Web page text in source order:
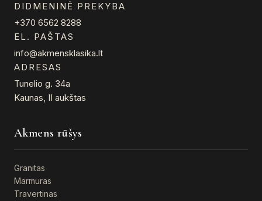
DIDMENINĖ PREKYBA
+370 6562 8288
EL. PAŠTAS
info@akmensklasika.lt
ADRESAS
Tunelio g. 34a
Kaunas, II aukštas
Akmens rūšys
Granitas
Marmuras
Travertinas